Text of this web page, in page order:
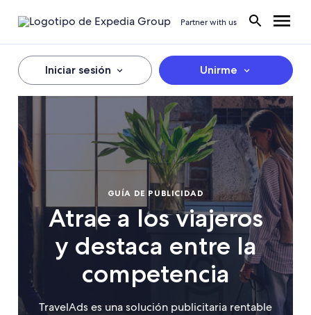
Partner with us
Iniciar sesión Unirme
GUÍA DE PUBLICIDAD
Atrae a los viajeros
y destaca entre la
competencia
TravelAds es una solución publicitaria rentable